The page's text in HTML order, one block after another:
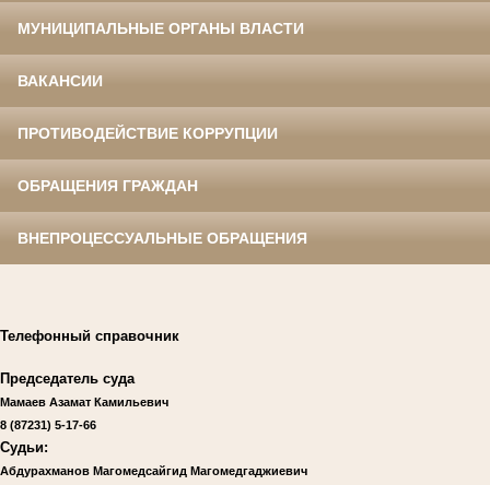
МУНИЦИПАЛЬНЫЕ ОРГАНЫ ВЛАСТИ
ВАКАНСИИ
ПРОТИВОДЕЙСТВИЕ КОРРУПЦИИ
ОБРАЩЕНИЯ ГРАЖДАН
ВНЕПРОЦЕССУАЛЬНЫЕ ОБРАЩЕНИЯ
Телефонный справочник
Председатель суда
Мамаев Азамат Камильевич
8 (87231) 5-17-66
Судьи:
Абдурахманов Магомедсайгид Магомедгаджиевич